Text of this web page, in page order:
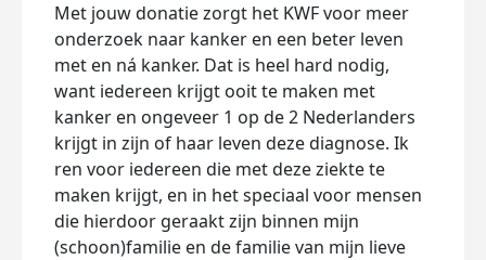
Met jouw donatie zorgt het KWF voor meer
onderzoek naar kanker en een beter leven
met en ná kanker. Dat is heel hard nodig,
want iedereen krijgt ooit te maken met
kanker en ongeveer 1 op de 2 Nederlanders
krijgt in zijn of haar leven deze diagnose. Ik
ren voor iedereen die met deze ziekte te
maken krijgt, en in het speciaal voor mensen
die hierdoor geraakt zijn binnen mijn
(schoon)familie en de familie van mijn lieve